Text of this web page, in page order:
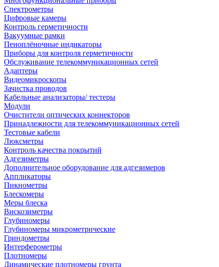
Спектрометры
Цифровые камеры
Контроль герметичности
Вакуумные рамки
Пеноплёночные индикаторы
Приборы для контроля герметичности
Обслуживание телекоммуникационных сетей
Адаптеры
Видеомикроскопы
Зачистка проводов
Кабельные анализаторы/ тестеры
Модули
Очистители оптических коннекторов
Принадлежности для телекоммуникационных сетей
Тестовые кабели
Люксметры
Контроль качества покрытий
Адгезиметры
Дополнительное оборудование для адгезимеров
Аппликаторы
Пикнометры
Блескомеры
Меры блеска
Вискозиметры
Глубиномеры
Глубиномеры микрометрические
Гриндометры
Интерферометры
Плотномеры
Динамические плотномеры грунта